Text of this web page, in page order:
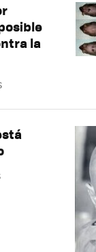
la